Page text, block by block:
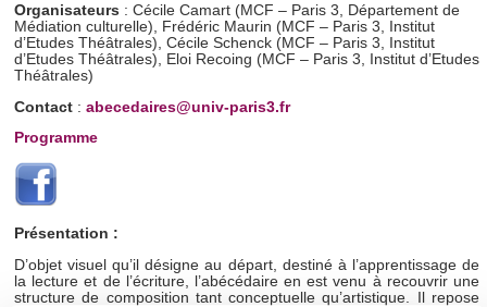
Organisateurs : Cécile Camart (MCF – Paris 3, Département de
Médiation culturelle), Frédéric Maurin (MCF – Paris 3, Institut
d’Etudes Théâtrales), Cécile Schenck (MCF – Paris 3, Institut
d’Etudes Théâtrales), Eloi Recoing (MCF – Paris 3, Institut d’Etudes
Théâtrales)
Contact : abecedaires@univ-paris3.fr
Programme
Présentation :
D’objet visuel qu’il désigne au départ, destiné à l’apprentissage de
la lecture et de l’écriture, l’abécédaire en est venu à recouvrir une
structure de composition tant conceptuelle qu’artistique. Il repose